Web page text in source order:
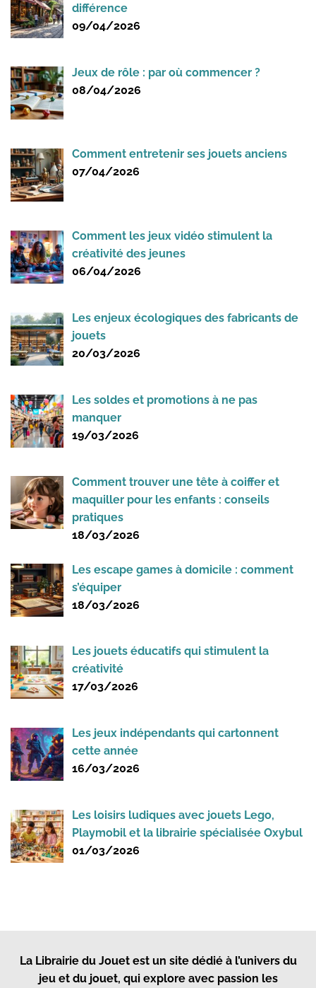
différence
09/04/2026
Jeux de rôle : par où commencer ?
08/04/2026
Comment entretenir ses jouets anciens
07/04/2026
Comment les jeux vidéo stimulent la
créativité des jeunes
06/04/2026
Les enjeux écologiques des fabricants de
jouets
20/03/2026
Les soldes et promotions à ne pas
manquer
19/03/2026
Comment trouver une tête à coiffer et
maquiller pour les enfants : conseils
pratiques
18/03/2026
Les escape games à domicile : comment
s’équiper
18/03/2026
Les jouets éducatifs qui stimulent la
créativité
17/03/2026
Les jeux indépendants qui cartonnent
cette année
16/03/2026
Les loisirs ludiques avec jouets Lego,
Playmobil et la librairie spécialisée Oxybul
01/03/2026
La Librairie du Jouetest un site dédié à l’univers du
jeu et du jouet, qui explore avec passion les